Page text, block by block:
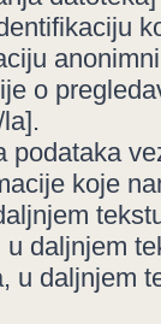
o
podataka
koje
daljnjem
u daljnjem